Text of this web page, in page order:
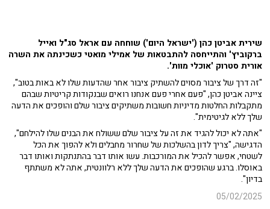
שירית אביטן כהן ('ישראל היום') שוחחה עם אראל סג"ל ואייל
ברקוביץ' והתייחסה להתבטאות של אמילי מואטי כשכינתה את השרה
אורית סטרוק 'אוכלי מוות'.
"זה דרך של ציבור מסוים להשתיק ציבור אחר שהדעות שלו לא באות בטוב",
ציינה אביטן כהן, "פעם אחרי פעם אנחנו רואים שבנקודות קריטיות שבהם
מתקבלות החלטות מדיניות חשובות משתיקים ציבור שלם והופכים את הדעה
שלך ללא לגיטימית".
"אתה לא יכול להגיד את זה על ציבור שלם ששולח את הבנים שלו להילחם",
הדגישה, "צריך לדון בהשלכות של שחרור מחבלים ולא להפוך את הכל
לשטחי, אפשר להכיל את המורכבות. עשו אותו דבר בהתנתקות ואותו דבר
באוסלו. ברגע שהופכים את הדעה שלך ללא רלוונטית, אתה לא משתתף
בדיון".
05/02/2025